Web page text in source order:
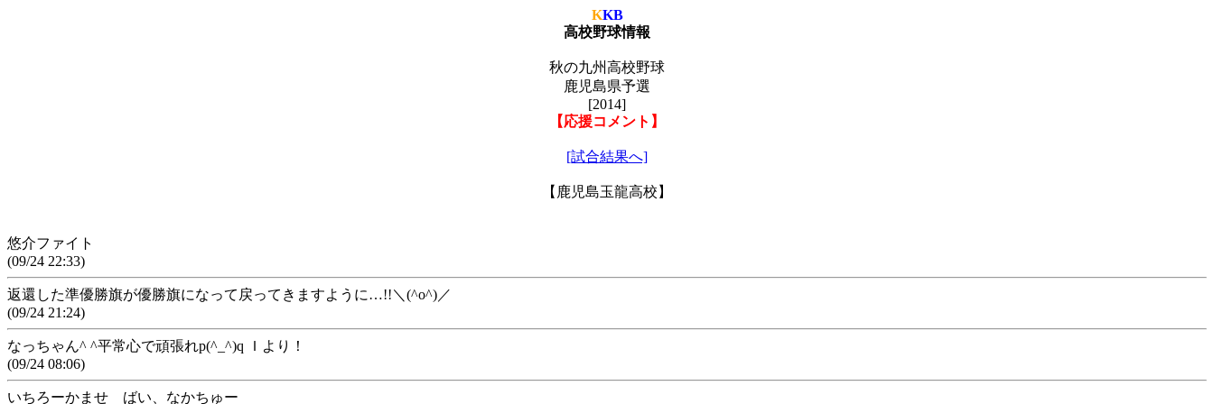
KKB
高校野球情報
秋の九州高校野球
鹿児島県予選
[2014]
【応援コメント】
[試合結果へ]
【鹿児島玉龍高校】
悠介ファイト
(09/24 22:33)
返還した準優勝旗が優勝旗になって戻ってきますように…!!＼(^o^)／
(09/24 21:24)
なっちゃん^ ^平常心で頑張れp(^_^)q Ｉより！
(09/24 08:06)
いちろーかませ ばい、なかちゅー